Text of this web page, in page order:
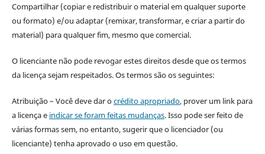
Compartilhar (copiar e redistribuir o material em qualquer suporte
ou formato) e/ou adaptar (remixar, transformar, e criar a partir do
material) para qualquer fim, mesmo que comercial.
O licenciante não pode revogar estes direitos desde que os termos
da licença sejam respeitados. Os termos são os seguintes:
Atribuição – Você deve dar ocrédito apropriado, prover um link para
a licença e indicar se foram feitas mudanças. Isso pode ser feito de
várias formas sem, no entanto, sugerir que o licenciador (ou
licenciante) tenha aprovado o uso em questão.